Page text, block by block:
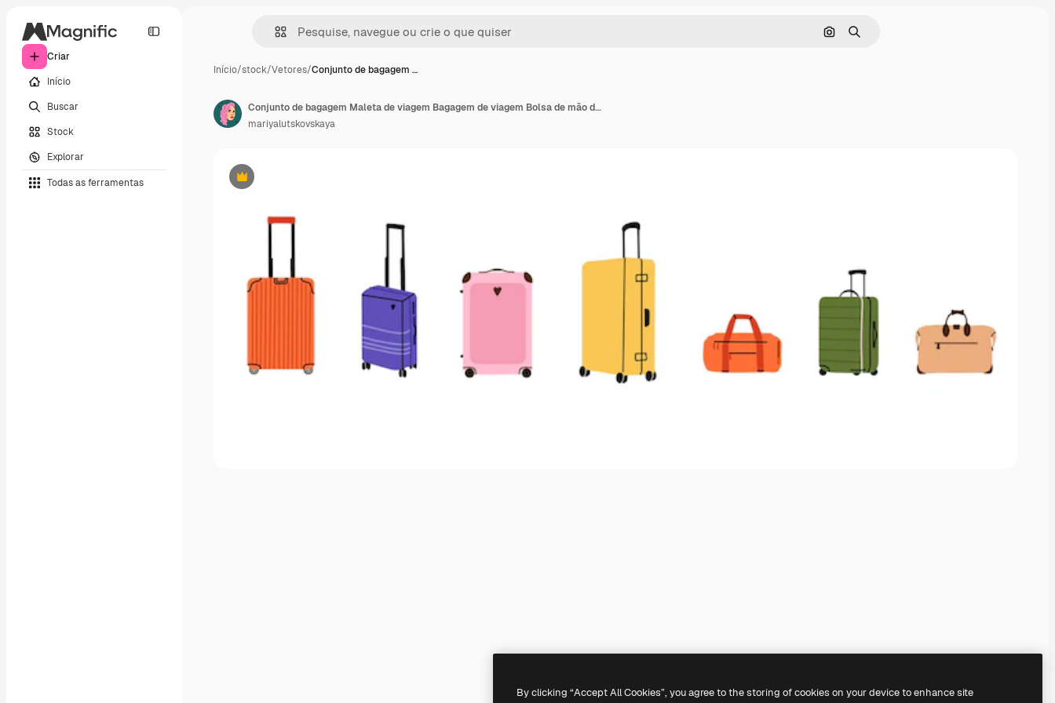
Criar
Início
Buscar
Stock
Explorar
Todas as ferramentas
Pesquisar por imagem
Buscar
Início/stock/Vetores/Conjunto de bagagem …
Premium
Conjunto de bagagem Maleta de viagem Bagagem de viagem Bolsa de mão de bagagens de passageiros e caixa acessório de viagem colorido brilhante Doodle minimalista de moda desenho animado vetorial estilo plano ilustração isolada
mariyalutskovskaya
By clicking “Accept All Cookies”, you agree to the storing of cookies on your device to enhance site